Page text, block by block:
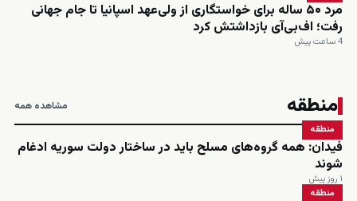
مرد ۵۰ ساله برای خواستگاری از ولی‌عهد اسپانیا تا جام جهانی
رفت؛ اف‌بی‌آی بازداشتش کرد
4 ساعت پیش
منطقه مشاهده همه
منطقه
فیدان: همه گروه‌های مسلح باید در ساختار دولت سوریه ادغام
شوند
۱ روز پیش
منطقه